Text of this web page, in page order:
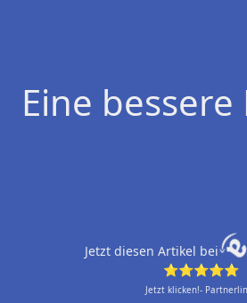
Eine
Jetzt diesen Artikel bei
⭐⭐⭐⭐⭐
Jetzt klicken!-